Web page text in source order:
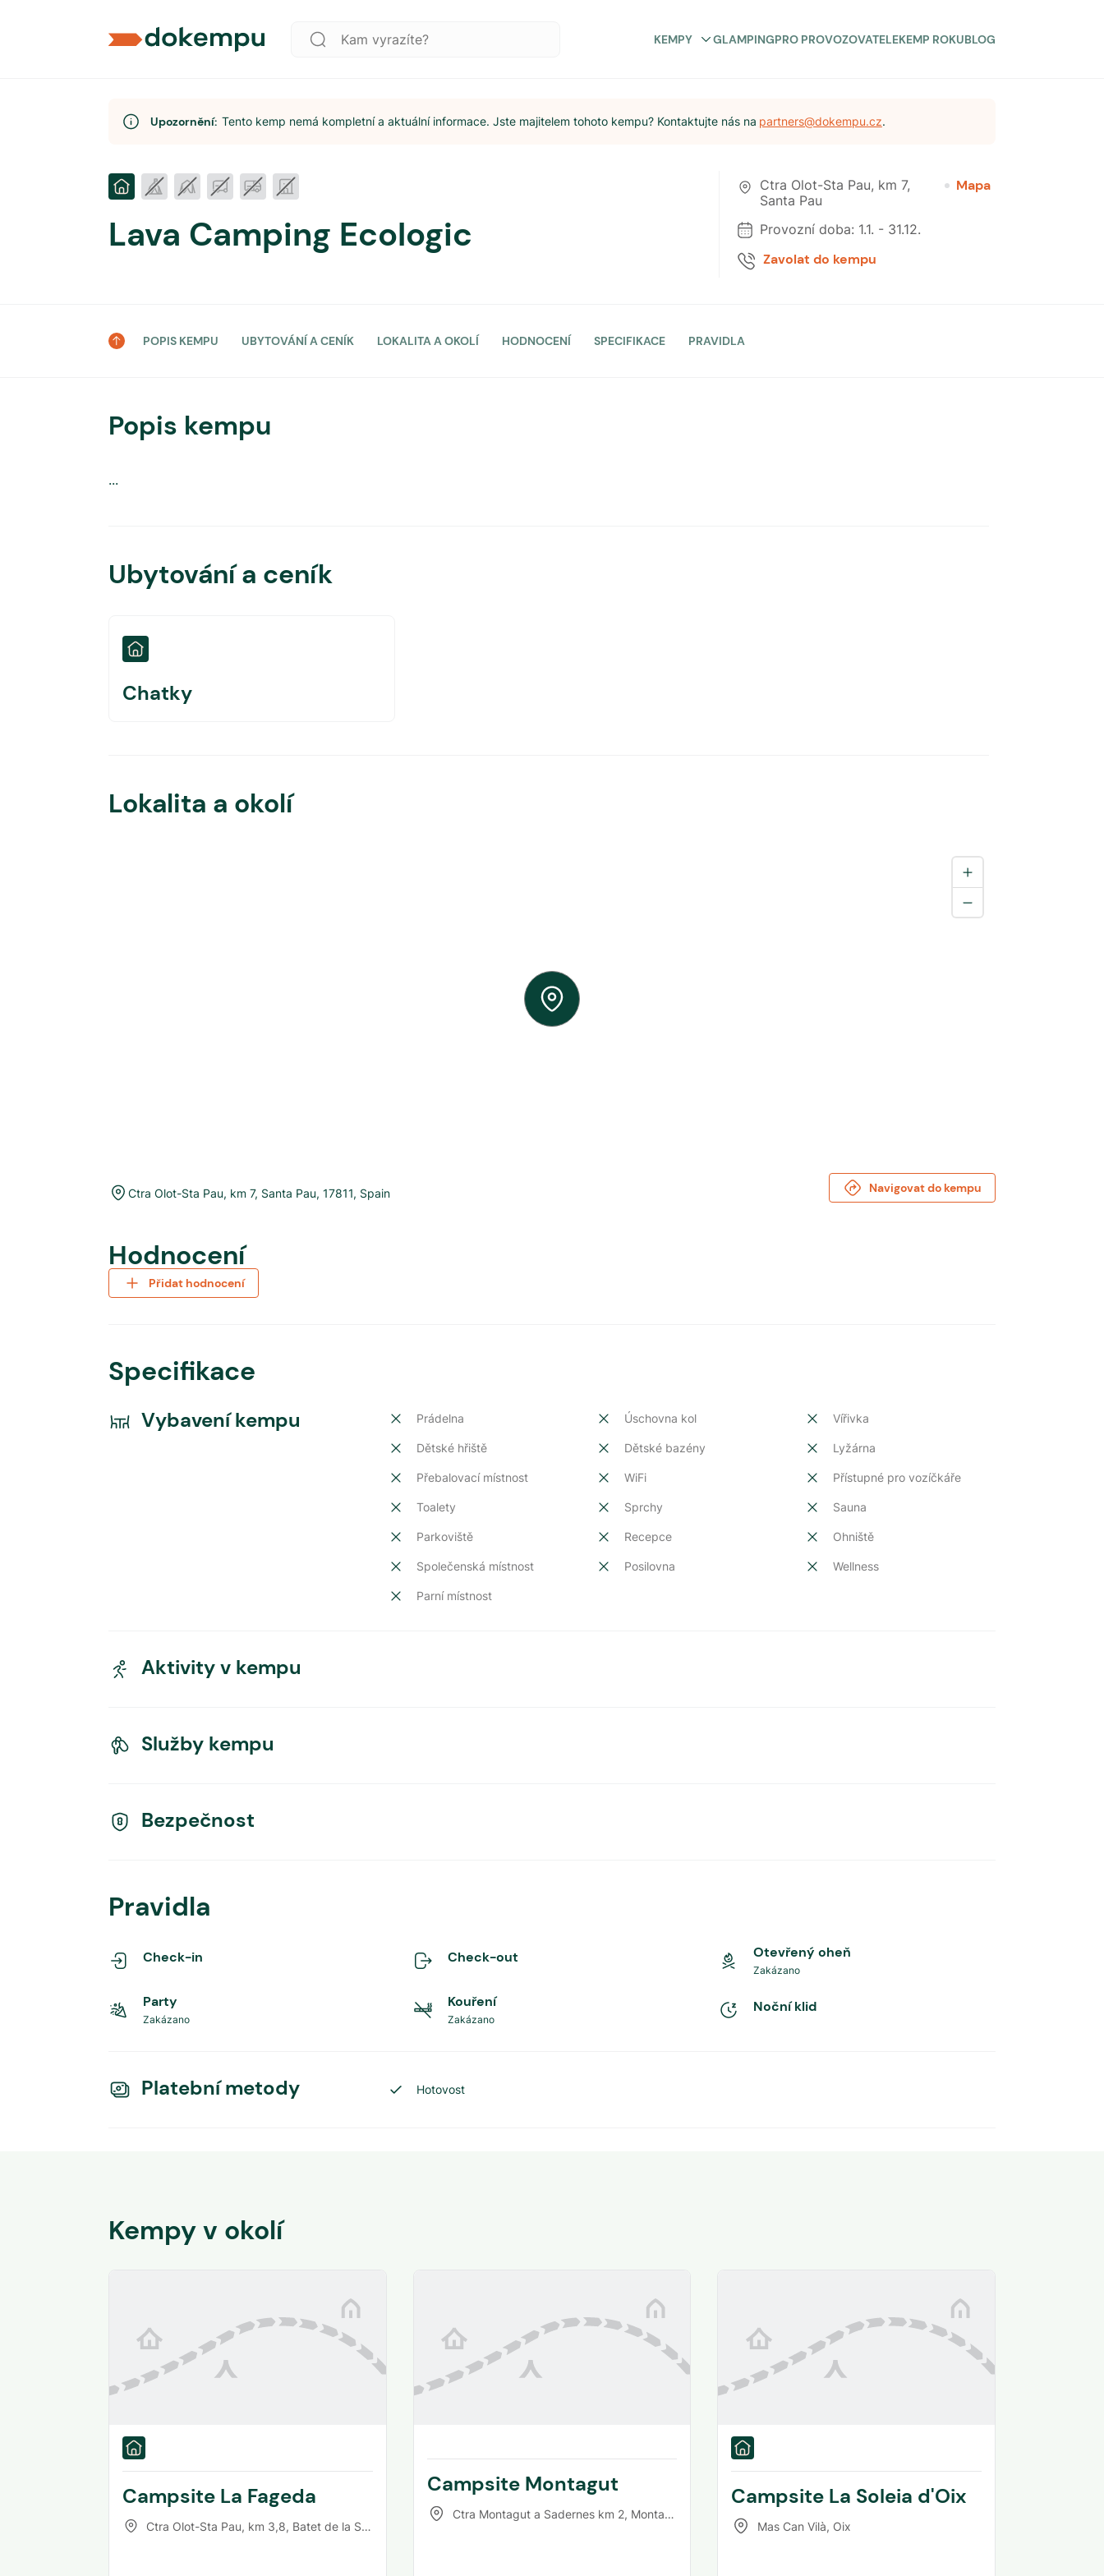
KEMPY GLAMPINGPRO PROVOZOVATELEKEMP ROKUBLOG
Upozornění: Tento kemp nemá kompletní a aktuální informace. Jste majitelem tohoto kempu? Kontaktujte nás na partners@dokempu.cz.
Lava Camping Ecologic
Ctra Olot-Sta Pau, km 7,
Santa Pau
Mapa
Provozní doba: 1.1. - 31.12.
Zavolat do kempu
POPIS KEMPU UBYTOVÁNÍ A CENÍK LOKALITA A OKOLÍ HODNOCENÍ SPECIFIKACE PRAVIDLA
Popis kempu
...
Ubytování a ceník
Chatky
Lokalita a okolí
Ctra Olot-Sta Pau, km 7, Santa Pau, 17811, Spain Navigovat do kempu
Hodnocení
Přidat hodnocení
Specifikace
Vybavení kempu Prádelna Úschovna kol Vířivka
Dětské hřiště Dětské bazény Lyžárna
Přebalovací místnost WiFi Přístupné pro vozíčkáře
Toalety Sprchy Sauna
Parkoviště Recepce Ohniště
Společenská místnost Posilovna Wellness
Parní místnost
Aktivity v kempu
Služby kempu
Bezpečnost
Pravidla
Check-in Check-out Otevřený oheň
Zakázano
Party
Zakázano
Kouření
Zakázano
Noční klid
Platební metody Hotovost
Kempy v okolí
Campsite La Fageda
Ctra Olot-Sta Pau, km 3,8, Batet de la Serra/Olot
Campsite Montagut
Ctra Montagut a Sadernes km 2, Montagut
Campsite La Soleia d'Oix
Mas Can Vilà, Oix